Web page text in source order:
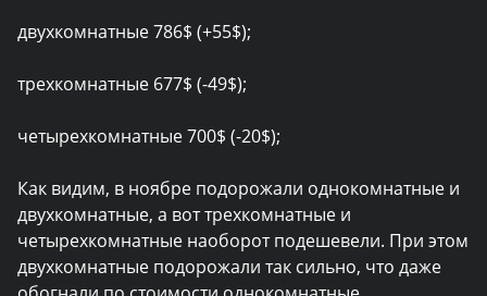
двухкомнатные 786$ (+55$);
трехкомнатные 677$ (-49$);
четырехкомнатные 700$ (-20$);
Как видим, в ноябре подорожали однокомнатные и
двухкомнатные, а вот трехкомнатные и
четырехкомнатные наоборот подешевели. При этом
двухкомнатные подорожали так сильно, что даже